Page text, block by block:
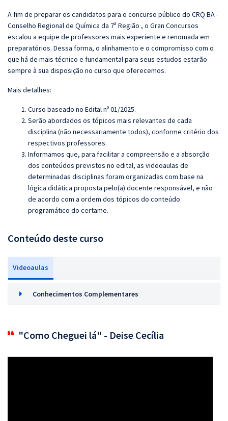
A fim de preparar os candidatos para o concurso público do CRQ BA -
Conselho Regional de Química da 7ª Região , o Gran Concursos
escalou a equipe de professores mais experiente e renomada em
preparatórios. Dessa forma, o alinhamento e o compromisso com o
que há de mais técnico e fundamental para seus estudos estarão
sempre à sua disposição no curso que oferecemos.
Mais detalhes:
Curso baseado no Edital nº 01/2025.
Serão abordados os tópicos mais relevantes de cada
disciplina (não necessariamente todos), conforme critério dos
respectivos professores.
Informamos que, para facilitar a compreensão e a absorção
dos conteúdos previstos no edital, as videoaulas de
determinadas disciplinas foram organizadas com base na
lógica didática proposta pelo(a) docente responsável, e não
de acordo com a ordem dos tópicos do conteúdo
programático do certame.
Conteúdo deste curso
Videoaulas
Conhecimentos Complementares
"Como Cheguei lá" - Deise Cecília